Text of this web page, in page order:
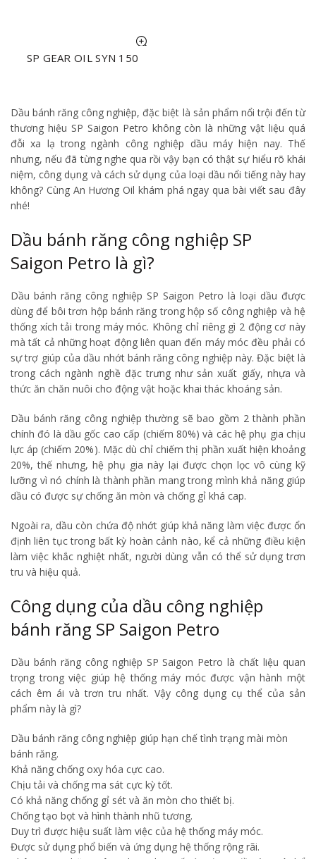
NHẬN BÁO GIÁ
SP GEAR OIL SYN 150
Dầu bánh răng công nghiệp, đặc biệt là sản phẩm nổi trội đến từ
thương hiệu SP Saigon Petro không còn là những vật liệu quá
đỗi xa lạ trong ngành công nghiệp dầu máy hiện nay. Thế
nhưng, nếu đã từng nghe qua rồi vậy bạn có thật sự hiểu rõ khái
niệm, công dụng và cách sử dụng của loại dầu nổi tiếng này hay
không? Cùng An Hương Oil khám phá ngay qua bài viết sau đây
nhé!
Dầu bánh răng công nghiệp SP
Saigon Petro là gì?
Dầu bánh răng công nghiệp SP Saigon Petro là loại dầu được
dùng để bôi trơn hộp bánh răng trong hộp số công nghiệp và hệ
thống xích tải trong máy móc. Không chỉ riêng gì 2 động cơ này
mà tất cả những hoạt động liên quan đến máy móc đều phải có
sự trợ giúp của dầu nhớt bánh răng công nghiệp này. Đặc biệt là
trong cách ngành nghề đặc trưng như sản xuất giấy, nhựa và
thức ăn chăn nuôi cho động vật hoặc khai thác khoáng sản.
Dầu bánh răng công nghiệp thường sẽ bao gồm 2 thành phần
chính đó là dầu gốc cao cấp (chiếm 80%) và các hệ phụ gia chịu
lực áp (chiếm 20%). Mặc dù chỉ chiếm thị phần xuất hiện khoảng
20%, thế nhưng, hệ phụ gia này lại được chọn lọc vô cùng kỹ
lưỡng vì nó chính là thành phần mang trong mình khả năng giúp
dầu có được sự chống ăn mòn và chống gỉ khá cap.
Ngoài ra, dầu còn chứa độ nhớt giúp khả năng làm việc được ổn
định liên tục trong bất kỳ hoàn cảnh nào, kể cả những điều kiện
làm việc khắc nghiệt nhất, người dùng vẫn có thể sử dụng trơn
tru và hiệu quả.
Công dụng của dầu công nghiệp
bánh răng SP Saigon Petro
Dầu bánh răng công nghiệp SP Saigon Petro là chất liệu quan
trọng trong việc giúp hệ thống máy móc được vận hành một
cách êm ái và trơn tru nhất. Vậy công dụng cụ thể của sản
phẩm này là gì?
Dầu bánh răng công nghiệp giúp hạn chế tình trạng mài mòn
bánh răng.
Khả năng chống oxy hóa cực cao.
Chịu tải và chống ma sát cực kỳ tốt.
Có khả năng chống gỉ sét và ăn mòn cho thiết bị.
Chống tạo bọt và hình thành nhũ tương.
Duy trì được hiệu suất làm việc của hệ thống máy móc.
Được sử dụng phổ biến và ứng dụng hệ thống rộng rãi.